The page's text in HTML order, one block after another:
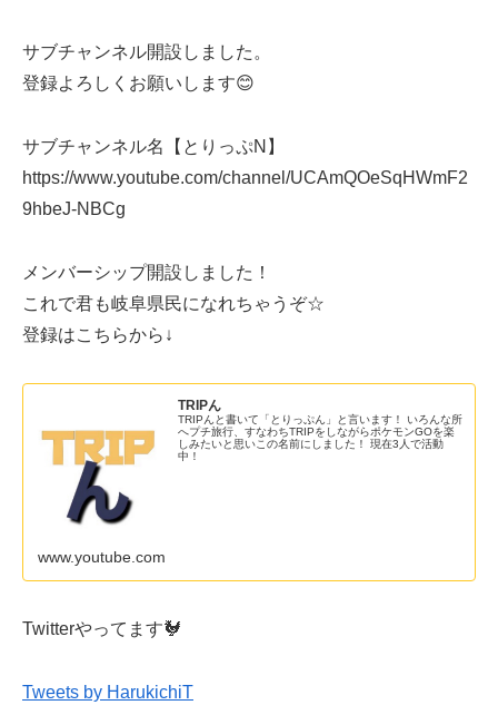
サブチャンネル開設しました。
登録よろしくお願いします😊
サブチャンネル名【とりっぷN】
https://www.youtube.com/channel/UCAmQOeSqHWmF2
9hbeJ-NBCg
メンバーシップ開設しました！
これで君も岐阜県民になれちゃうぞ☆
登録はこちらから↓
TRIPん
TRIPんと書いて「とりっぷん」と言います！ いろんな所
へプチ旅行、すなわちTRIPをしながらポケモンGOを楽
しみたいと思いこの名前にしました！ 現在3人で活動
中！
www.youtube.com
Twitterやってます🐓
Tweets by HarukichiT